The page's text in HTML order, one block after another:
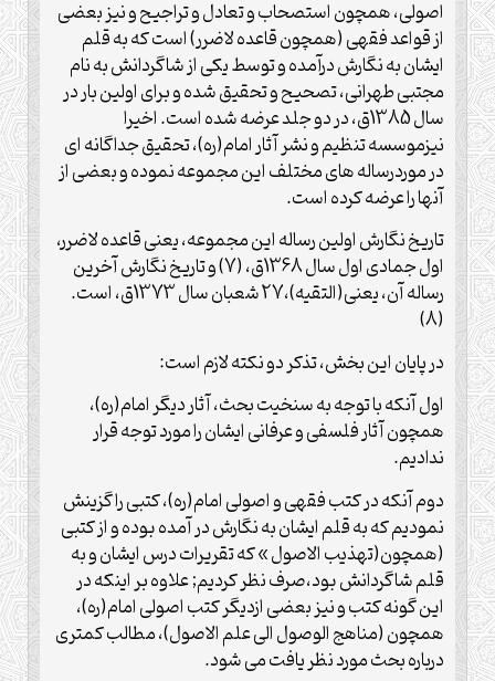
اصولی، همچون استصحاب و تعادل و تراجیح و نیز بعضی
از قواعد فقهی (همچون قاعده لاضرر) است که به قلم
ایشان به نگارش درآمده و توسط یکی از شاگردانش به نام
مجتبی طهرانی، تصحیح و تحقیق شده و برای اولین بار در
سال 1385ق، در دو جلد عرضه شده است. اخیرا
نیزموسسه تنظیم و نشر آثار امام(ره)، تحقیق جداگانه ای
در موردرساله های مختلف این مجموعه نموده و بعضی از
آنها را عرضه کرده است.
تاریخ نگارش اولین رساله این مجموعه، یعنی قاعده لاضرر،
اول جمادی اول سال 1368ق، (7) و تاریخ نگارش آخرین
رساله آن، یعنی(التقیه)،27 شعبان سال 1373ق، است.
(8)
در پایان این بخش، تذکر دو نکته لازم است:
اول آنکه با توجه به سنخیت بحث، آثار دیگر امام(ره)،
همچون آثار فلسفی و عرفانی ایشان را مورد توجه قرار
ندادیم.
دوم آنکه در کتب فقهی و اصولی امام(ره)، کتبی را گزینش
نمودیم که به قلم ایشان به نگارش در آمده بوده و از کتبی
(همچون(تهذیب الاصول » که تقریرات درس ایشان و به
قلم شاگردانش بود،صرف نظر کردیم; علاوه بر اینکه در
این گونه کتب و نیز بعضی ازدیگر کتب اصولی امام(ره)،
همچون (مناهج الوصول الی علم الاصول)، مطالب کمتری
درباره بحث مورد نظر یافت می شود.